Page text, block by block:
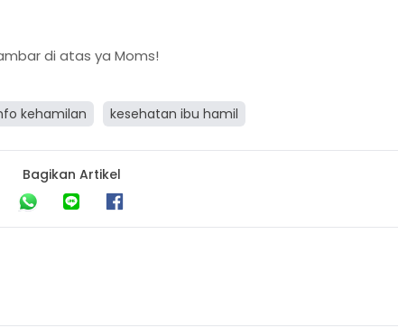
di atas ya Moms!
kehamilan kesehatan ibu hamil
Bagikan Artikel